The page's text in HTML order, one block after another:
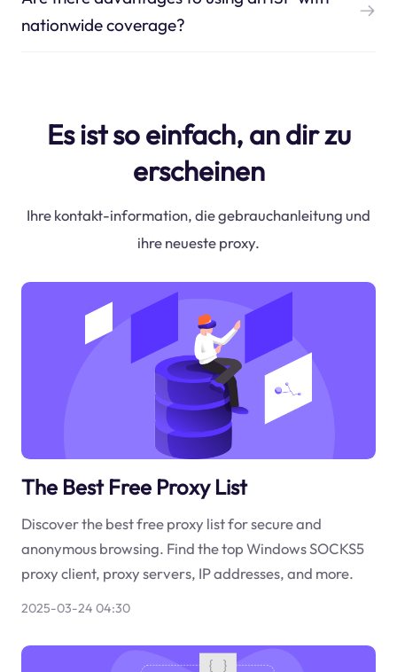
nationwide coverage?
Es ist so einfach, an dir zu
erscheinen
Ihre kontakt-information, die gebrauchanleitung und
ihre neueste proxy.
The Best Free Proxy List
Discover the best free proxy list for secure and
anonymous browsing. Find the top Windows SOCKS5
proxy client, proxy servers, IP addresses, and more.
2025-03-24 04:30